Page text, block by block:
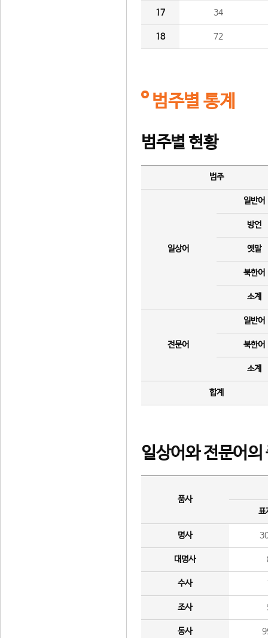
17 34
18 72
범주별 통계
범주별 현황
범주
일상어
일반어
방언
옛말
북한어
소계
전문어
일반어
북한어
소계
합계
일상어와 전문어의
품사
표
명사
대명사
수사
조사
동사